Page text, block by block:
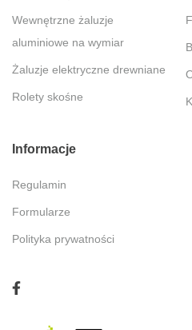
Wewnętrzne żaluzje
aluminiowe na wymiar
Żaluzje elektryczne drewniane
Rolety skośne
Informacje
Regulamin
Formularze
Polityka prywatności